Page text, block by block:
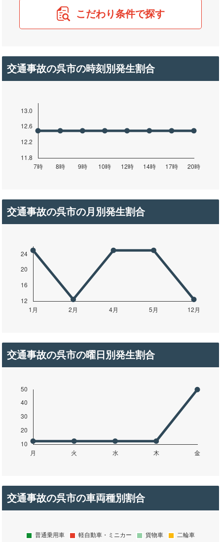
こだわり条件で探す
交通事故の呉市の時刻別発生割合
交通事故の呉市の月別発生割合
交通事故の呉市の曜日別発生割合
交通事故の呉市の車両種別割合